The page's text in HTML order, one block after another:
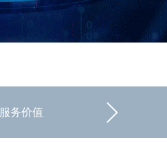
服务价值